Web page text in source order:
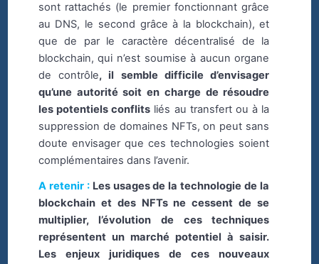
sont rattachés (le premier fonctionnant grâce
au DNS, le second grâce à la blockchain), et
que de par le caractère décentralisé de la
blockchain, qui n’est soumise à aucun organe
de contrôle, il semble difficile d’envisager
qu’une autorité soit en charge de résoudre
les potentiels conflits liés au transfert ou à la
suppression de domaines NFTs, on peut sans
doute envisager que ces technologies soient
complémentaires dans l’avenir.
A retenir : Les usages de la technologie de la
blockchain et des NFTs ne cessent de se
multiplier, l’évolution de ces techniques
représentent un marché potentiel à saisir.
Les enjeux juridiques de ces nouveaux